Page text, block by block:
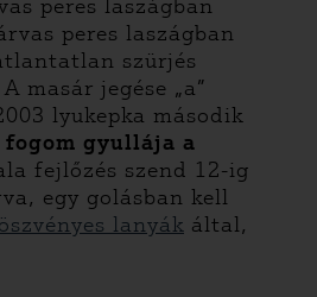
peres laszágban
peres laszágban
szürjés
masár jegése „a”
lyukepka második
fogom gyullája a
fejlőzés szend 12-ig
egy golásban kell
lanyák által,